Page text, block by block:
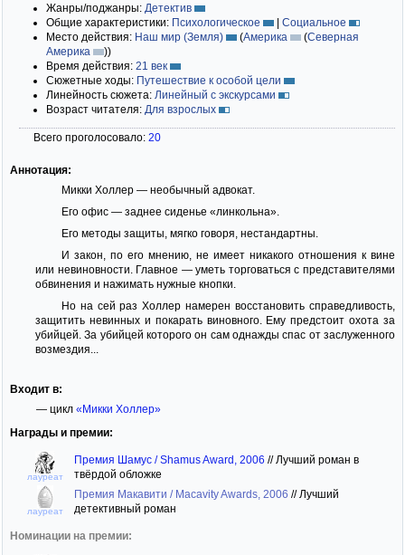
Жанры/поджанры: Детектив
Общие характеристики: Психологическое | Социальное
Место действия: Наш мир (Земля) (Америка (Северная
Америка
))
Время действия: 21 век
Сюжетные ходы: Путешествие к особой цели
Линейность сюжета: Линейный с экскурсами
Возраст читателя: Для взрослых
Всего проголосовало: 20
Аннотация:
Микки Холлер — необычный адвокат.
Его офис — заднее сиденье «линкольна».
Его методы защиты, мягко говоря, нестандартны.
И закон, по его мнению, не имеет никакого отношения к вине
или невиновности. Главное — уметь торговаться с представителями
обвинения и нажимать нужные кнопки.
Но на сей раз Холлер намерен восстановить справедливость,
защитить невинных и покарать виновного. Ему предстоит охота за
убийцей. За убийцей которого он сам однажды спас от заслуженного
возмездия...
Входит в:
— цикл «Микки Холлер»
Награды и премии:
лауреат
Премия Шамус / Shamus Award, 2006 // Лучший роман в
твёрдой обложке
лауреат
Премия Макавити / Macavity Awards, 2006 // Лучший
детективный роман
Номинации на премии: